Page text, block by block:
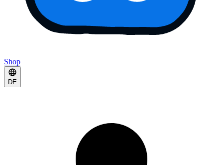
Shop
DE